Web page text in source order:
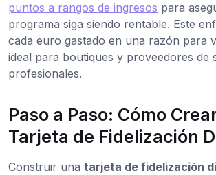
puntos a rangos de ingresos para
programa siga siendo rentable. Este
cada euro gastado en una razón para
ideal para boutiques y proveedores de
profesionales.
Paso a Paso: Cómo
Tarjeta de Fidelización
Construir una tarjeta de fidelización